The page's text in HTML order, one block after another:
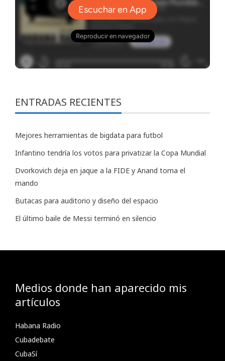
ENTRADAS RECIENTES
Mejores herramientas de bigdata para futbol
Infantino tendría los votos para privatizar la Copa Mundial
Dvorkovich deja en jaque a la FIDE y Anand toma el
mando
Butacas para auditorio y diseño del espacio
El último baile de Messi terminó en silencio
Medios donde han aparecido mis
artículos
Habana Radio
Cubadebate
CubaSí